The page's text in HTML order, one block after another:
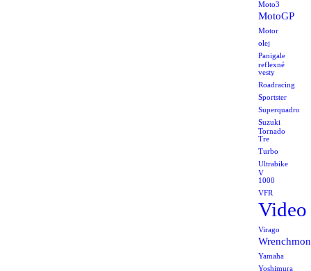
Moto3
MotoGP
Motor
olej
Panigale
reflexné
vesty
Roadracing
Sportster
Superquadro
Suzuki
Tornado
Tre
Turbo
Ultrabike
V
1000
VFR
Video
Virago
Yamaha
Yoshimura